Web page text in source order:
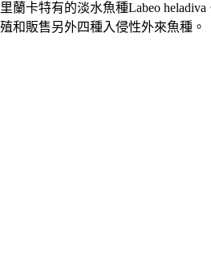
卡特有的淡水魚種Labeo
和販售另外四種入侵性外來魚種。